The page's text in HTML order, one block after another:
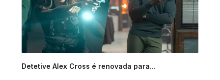
Detetive Alex Cross é renovada para...